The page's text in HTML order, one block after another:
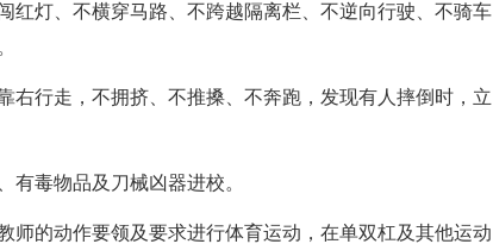
红灯、不横穿马路、不跨越隔离栏、不逆向行驶、不骑车
右行走，不拥挤、不推搡、不奔跑，发现有人摔倒时，立
有毒物品及刀械凶器进校。
师的动作要领及要求进行体育运动，在单双杠及其他运动